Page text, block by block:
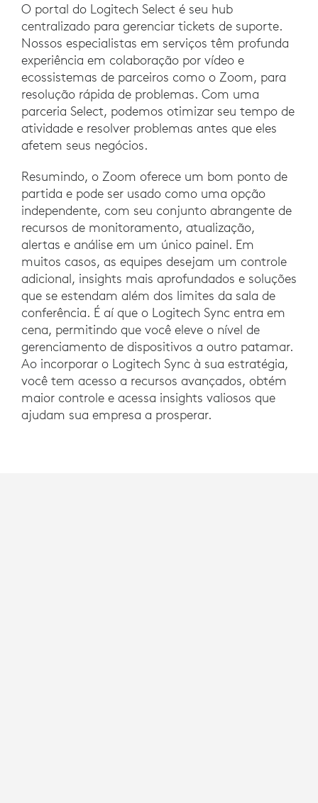
O portal do Logitech Select é seu hub
centralizado para gerenciar tickets de suporte.
Nossos especialistas em serviços têm profunda
experiência em colaboração por vídeo e
ecossistemas de parceiros como o Zoom, para
resolução rápida de problemas. Com uma
parceria Select, podemos otimizar seu tempo de
atividade e resolver problemas antes que eles
afetem seus negócios.
Resumindo, o Zoom oferece um bom ponto de
partida e pode ser usado como uma opção
independente, com seu conjunto abrangente de
recursos de monitoramento, atualização,
alertas e análise em um único painel. Em
muitos casos, as equipes desejam um controle
adicional, insights mais aprofundados e soluções
que se estendam além dos limites da sala de
conferência. É aí que o Logitech Sync entra em
cena, permitindo que você eleve o nível de
gerenciamento de dispositivos a outro patamar.
Ao incorporar o Logitech Sync à sua estratégia,
você tem acesso a recursos avançados, obtém
maior controle e acessa insights valiosos que
ajudam sua empresa a prosperar.